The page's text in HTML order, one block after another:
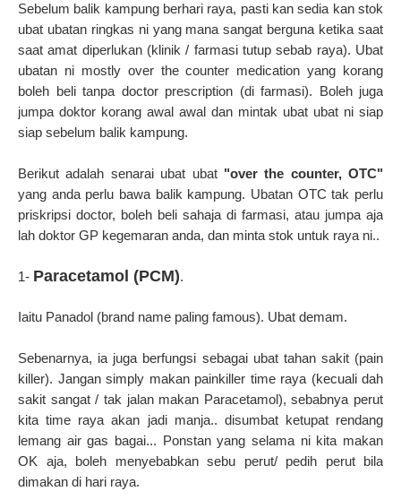
Sebelum balik kampung berhari raya, pasti kan sedia kan stok
ubat ubatan ringkas ni yang mana sangat berguna ketika saat
saat amat diperlukan (klinik / farmasi tutup sebab raya). Ubat
ubatan ni mostly over the counter medication yang korang
boleh beli tanpa doctor prescription (di farmasi). Boleh juga
jumpa doktor korang awal awal dan mintak ubat ubat ni siap
siap sebelum balik kampung.
Berikut adalah senarai ubat ubat "over the counter, OTC"
yang anda perlu bawa balik kampung. Ubatan OTC tak perlu
priskripsi doctor, boleh beli sahaja di farmasi, atau jumpa aja
lah doktor GP kegemaran anda, dan minta stok untuk raya ni..
1- Paracetamol (PCM).
Iaitu Panadol (brand name paling famous). Ubat demam.
Sebenarnya, ia juga berfungsi sebagai ubat tahan sakit (pain
killer). Jangan simply makan painkiller time raya (kecuali dah
sakit sangat / tak jalan makan Paracetamol), sebabnya perut
kita time raya akan jadi manja.. disumbat ketupat rendang
lemang air gas bagai... Ponstan yang selama ni kita makan
OK aja, boleh menyebabkan sebu perut/ pedih perut bila
dimakan di hari raya.